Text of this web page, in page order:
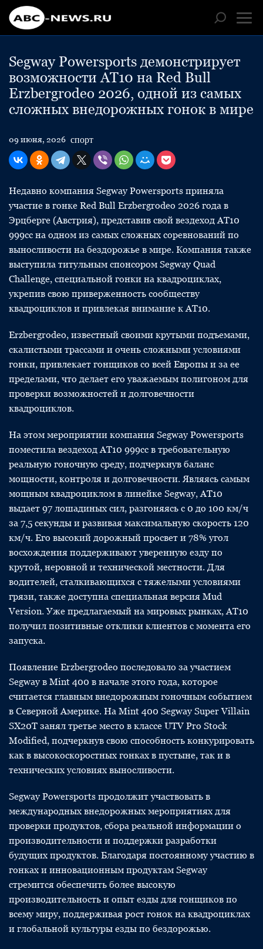
Segway Powersports демонстрирует
возможности AT10 на Red Bull
Erzbergrodeo 2026, одной из самых
сложных внедорожных гонок в мире
09 июня, 2026 спорт
Недавно компания Segway Powersports приняла
участие в гонке Red Bull Erzbergrodeo 2026 года в
Эрцберге (Австрия), представив свой вездеход AT10
999cc на одном из самых сложных соревнований по
выносливости на бездорожье в мире. Компания также
выступила титульным спонсором Segway Quad
Challenge, специальной гонки на квадроциклах,
укрепив свою приверженность сообществу
квадроциклов и привлекая внимание к AT10.
Erzbergrodeo, известный своими крутыми подъемами,
скалистыми трассами и очень сложными условиями
гонки, привлекает гонщиков со всей Европы и за ее
пределами, что делает его уважаемым полигоном для
проверки возможностей и долговечности
квадроциклов.
На этом мероприятии компания Segway Powersports
поместила вездеход AT10 999cc в требовательную
реальную гоночную среду, подчеркнув баланс
мощности, контроля и долговечности. Являясь самым
мощным квадроциклом в линейке Segway, AT10
выдает 97 лошадиных сил, разгоняясь с 0 до 100 км/ч
за 7,5 секунды и развивая максимальную скорость 120
км/ч. Его высокий дорожный просвет и 78% угол
восхождения поддерживают уверенную езду по
крутой, неровной и технической местности. Для
водителей, сталкивающихся с тяжелыми условиями
грязи, также доступна специальная версия Mud
Version. Уже предлагаемый на мировых рынках, AT10
получил позитивные отклики клиентов с момента его
запуска.
Появление Erzbergrodeo последовало за участием
Segway в Mint 400 в начале этого года, которое
считается главным внедорожным гоночным событием
в Северной Америке. На Mint 400 Segway Super Villain
SX20T занял третье место в классе UTV Pro Stock
Modified, подчеркнув свою способность конкурировать
как в высокоскоростных гонках в пустыне, так и в
технических условиях выносливости.
Segway Powersports продолжит участвовать в
международных внедорожных мероприятиях для
проверки продуктов, сбора реальной информации о
производительности и поддержки разработки
будущих продуктов. Благодаря постоянному участию в
гонках и инновационным продуктам Segway
стремится обеспечить более высокую
производительность и опыт езды для гонщиков по
всему миру, поддерживая рост гонок на квадроциклах
и глобальной культуры езды по бездорожью.